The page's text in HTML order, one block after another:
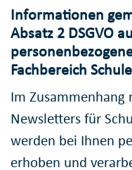
Informationen
Absatz 2 DSGVO
Fachbereich
Im
Newsletters für
werden bei Ihnen
erhoben und